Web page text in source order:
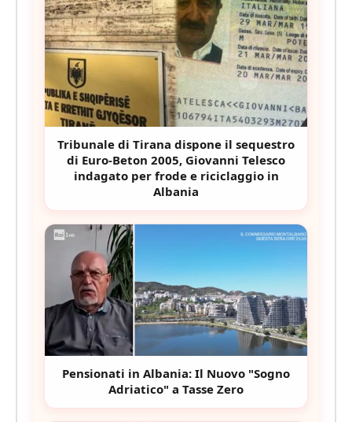
Tribunale di Tirana dispone il sequestro
di Euro-Beton 2005, Giovanni Telesco
indagato per frode e riciclaggio in
Albania
Pensionati in Albania: Il Nuovo "Sogno
Adriatico" a Tasse Zero